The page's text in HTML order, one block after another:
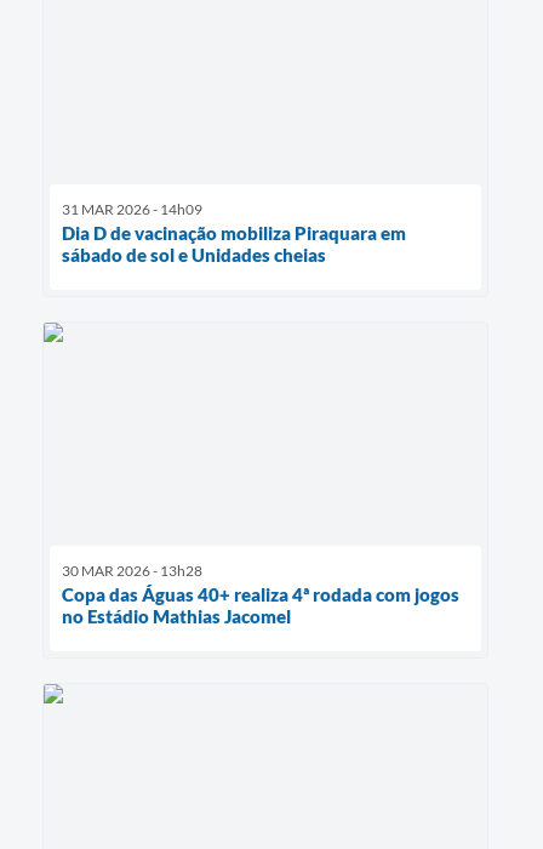
31 MAR 2026 - 14h09
Dia D de vacinação mobiliza Piraquara em
sábado de sol e Unidades cheias
30 MAR 2026 - 13h28
Copa das Águas 40+ realiza 4ª rodada com jogos
no Estádio Mathias Jacomel